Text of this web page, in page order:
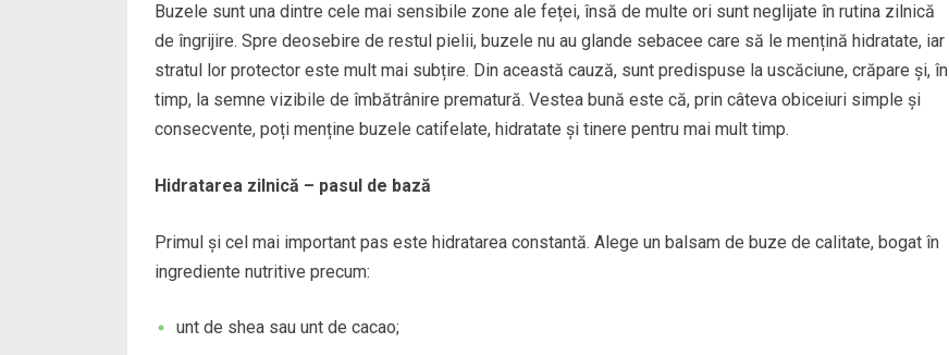
Buzele sunt una dintre cele mai sensibile zone ale feței, însă de multe ori sunt neglijate în rutina zilnică
de îngrijire. Spre deosebire de restul pielii, buzele nu au glande sebacee care să le mențină hidratate, iar
stratul lor protector este mult mai subțire. Din această cauză, sunt predispuse la uscăciune, crăpare și, în
timp, la semne vizibile de îmbătrânire prematură. Vestea bună este că, prin câteva obiceiuri simple și
consecvente, poți menține buzele catifelate, hidratate și tinere pentru mai mult timp.
Hidratarea zilnică – pasul de bază
Primul și cel mai important pas este hidratarea constantă. Alege un balsam de buze de calitate, bogat în
ingrediente nutritive precum:
unt de shea sau unt de cacao;